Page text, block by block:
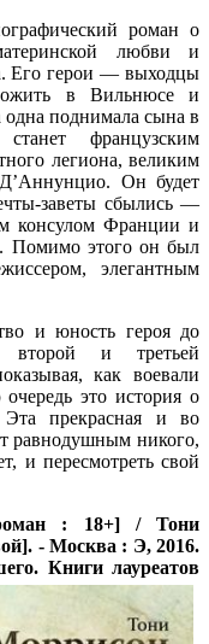
роман о
любви и
Его герои — выходцы
в Вильнюсе и
поднимала сына в
французским
легиона, великим
Он будет
заветы сбылись —
консулом Франции и
Помимо этого он был
элегантным
и юность героя до
и третьей
как воевали
это история о
прекрасная и во
равнодушным никого,
и пересмотреть свой
: 18+] / Тони
- Москва : Э, 2016.
Книги лауреатов